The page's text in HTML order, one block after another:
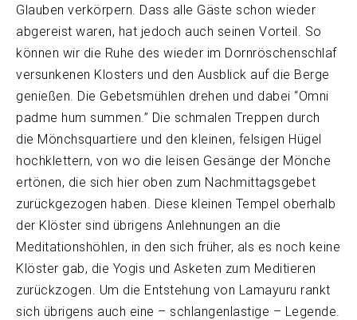
Glauben verkörpern. Dass alle Gäste schon wieder
abgereist waren, hat jedoch auch seinen Vorteil. So
können wir die Ruhe des wieder im Dornröschenschlaf
versunkenen Klosters und den Ausblick auf die Berge
genießen. Die Gebetsmühlen drehen und dabei “Omni
padme hum summen.” Die schmalen Treppen durch
die Mönchsquartiere und den kleinen, felsigen Hügel
hochklettern, von wo die leisen Gesänge der Mönche
ertönen, die sich hier oben zum Nachmittagsgebet
zurückgezogen haben. Diese kleinen Tempel oberhalb
der Klöster sind übrigens Anlehnungen an die
Meditationshöhlen, in den sich früher, als es noch keine
Klöster gab, die Yogis und Asketen zum Meditieren
zurückzogen. Um die Entstehung von Lamayuru rankt
sich übrigens auch eine – schlangenlastige – Legende.